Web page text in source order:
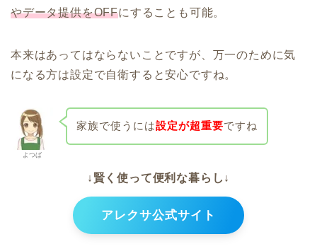
やデータ提供をOFFにすることも可能。
本来はあってはならないことですが、万一のために気
になる方は設定で自衛すると安心ですね。
よつば
家族で使うには設定が超重要ですね
↓賢く使って便利な暮らし↓
アレクサ公式サイト